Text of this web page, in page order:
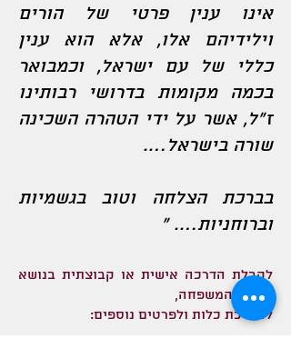
אינו ענין פרטי של הורים
וילידיהם אלו, אלא הוא ענין
כללי של עם ישראל, וכמבואר
בכמה מקומות בדרושי רבותינו
ז”ל, אשר על ידי הטהרה השכינה
שורה בישראל….
בברכת הצלחה וטוב בגשמיות
וברוחניות…. ”
לקבלת הדרכה אישית או קבוצתית בנושא
טהרת-המשפחה,
להדרכת כלות ולפרטים נוספים: